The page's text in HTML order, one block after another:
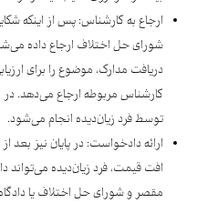
ارجاع به کارشناس: پس از اینکه
شورای حل اختلاف ارجاع داده
دریافت مدارک، موضوع را برای
کارشناس مربوطه ارجاع می‌دهد.
توسط فرد زیان‌دیده انجام می‌شود.
ارائه دادخواست: در پایان نیز بعد
افت قیمت، فرد زیان‌دیده
مقصر و شورای حل اختلاف یا دادگاه